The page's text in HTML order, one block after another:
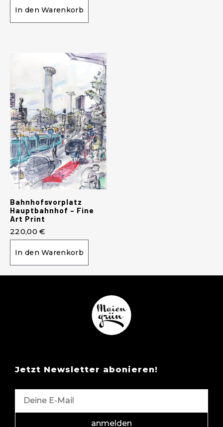
In den Warenkorb
Bahnhofsvorplatz
Hauptbahnhof – Fine
Art Print
220,00€
In den Warenkorb
Jetzt Newsletter abonieren!
anmelden